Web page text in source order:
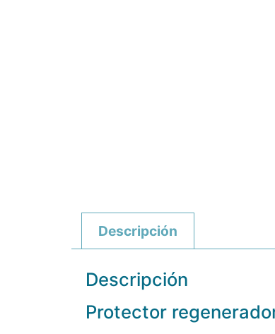
Descripción
Descripción
Protector